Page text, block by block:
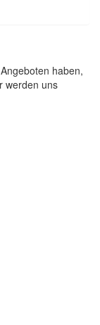
haben,
werden uns